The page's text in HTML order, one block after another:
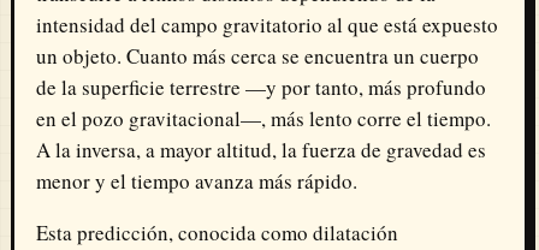
intensidad del campo gravitatorio al que está expuesto
un objeto. Cuanto más cerca se encuentra un cuerpo
de la superficie terrestre —y por tanto, más profundo
en el pozo gravitacional—, más lento corre el tiempo.
A la inversa, a mayor altitud, la fuerza de gravedad es
menor y el tiempo avanza más rápido.
Esta predicción, conocida como dilatación